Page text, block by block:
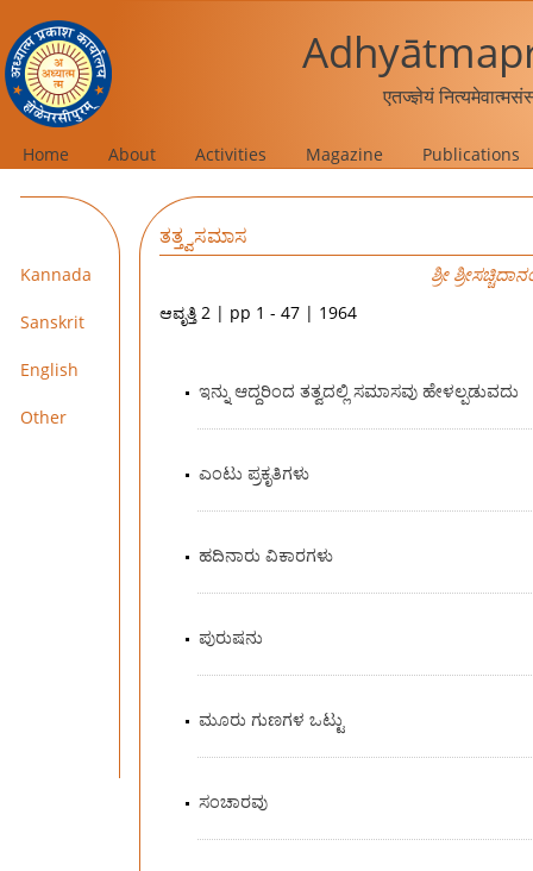
एतज्ज्ञेयं
Home About Activities Magazine Publications
Kannada
Sanskrit
English
Other
ತತ್ತ್ವಸಮಾಸ
ಶ್ರೀ
ಆವೃತ್ತಿ 2 | pp 1 - 47 | 1964
ಇನ್ನು ಆದ್ದರಿಂದ ತತ್ವದಲ್ಲಿ ಸಮಾಸವು ಹೇಳಲ್ಪಡುವದು
ಎಂಟು ಪ್ರಕೃತಿಗಳು
ಹದಿನಾರು ವಿಕಾರಗಳು
ಪುರುಷನು
ಮೂರು ಗುಣಗಳ ಒಟ್ಟು
ಸಂಚಾರವು